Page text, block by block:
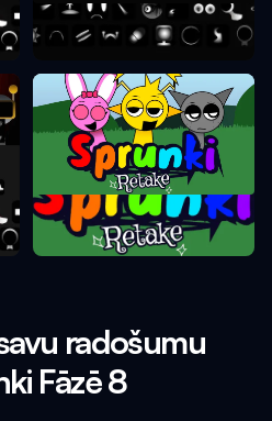
Sprunki Fāze 9
Sprunki Atkārta
radošumu
Fāzē 8